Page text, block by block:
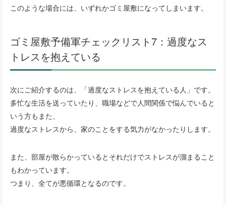
このような場合には、いずれかゴミ屋敷になってしまいます。
ゴミ屋敷予備軍チェックリスト7：過度なス
トレスを抱えている
次にご紹介するのは、「過度なストレスを抱えている人」です。
多忙な生活を送っていたり、職場などで人間関係で悩んでいると
いう方もまた、
過度なストレスから、家のことをする気力がなかったりします。
また、部屋が散らかっているとそれだけでストレスが溜まること
もわかっています。
つまり、全てが悪循環となるのです。